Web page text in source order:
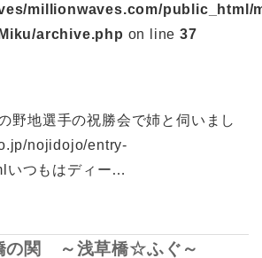
millionwaves.com/public_html/
archive.php on line37
野地選手の祝勝会で姉と伺いまし
nojidojo/entry-
いつもはディー…
の関 ～浅草橋☆ふぐ～